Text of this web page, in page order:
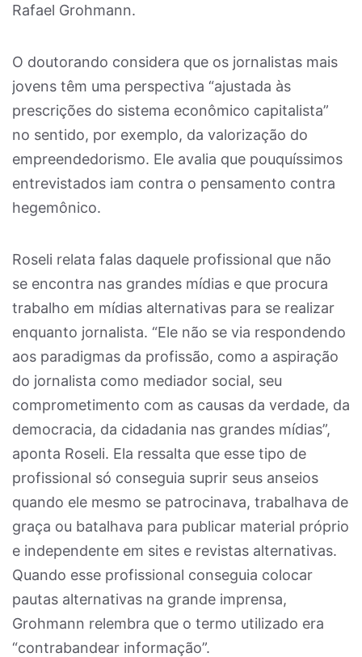
Rafael Grohmann.
O doutorando considera que os jornalistas mais
jovens têm uma perspectiva “ajustada às
prescrições do sistema econômico capitalista”
no sentido, por exemplo, da valorização do
empreendedorismo. Ele avalia que pouquíssimos
entrevistados iam contra o pensamento contra
hegemônico.
Roseli relata falas daquele profissional que não
se encontra nas grandes mídias e que procura
trabalho em mídias alternativas para se realizar
enquanto jornalista. “Ele não se via respondendo
aos paradigmas da profissão, como a aspiração
do jornalista como mediador social, seu
comprometimento com as causas da verdade, da
democracia, da cidadania nas grandes mídias”,
aponta Roseli. Ela ressalta que esse tipo de
profissional só conseguia suprir seus anseios
quando ele mesmo se patrocinava, trabalhava de
graça ou batalhava para publicar material próprio
e independente em sites e revistas alternativas.
Quando esse profissional conseguia colocar
pautas alternativas na grande imprensa,
Grohmann relembra que o termo utilizado era
“contrabandear informação”.